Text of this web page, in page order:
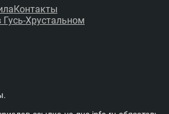
Контакты
Хрустальном